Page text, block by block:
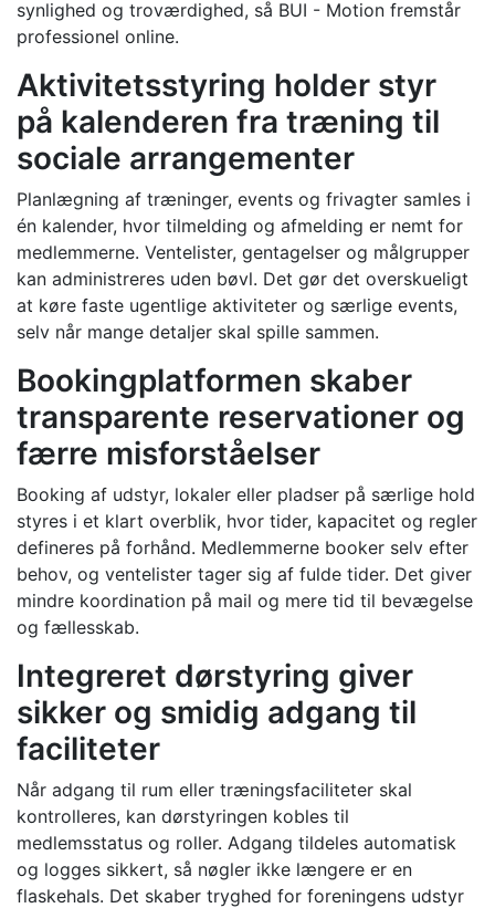
synlighed og troværdighed, så BUI - Motion fremstår
professionel online.
Aktivitetsstyring holder styr
på kalenderen fra træning til
sociale arrangementer
Planlægning af træninger, events og frivagter samles i
én kalender, hvor tilmelding og afmelding er nemt for
medlemmerne. Ventelister, gentagelser og målgrupper
kan administreres uden bøvl. Det gør det overskueligt
at køre faste ugentlige aktiviteter og særlige events,
selv når mange detaljer skal spille sammen.
Bookingplatformen skaber
transparente reservationer og
færre misforståelser
Booking af udstyr, lokaler eller pladser på særlige hold
styres i et klart overblik, hvor tider, kapacitet og regler
defineres på forhånd. Medlemmerne booker selv efter
behov, og ventelister tager sig af fulde tider. Det giver
mindre koordination på mail og mere tid til bevægelse
og fællesskab.
Integreret dørstyring giver
sikker og smidig adgang til
faciliteter
Når adgang til rum eller træningsfaciliteter skal
kontrolleres, kan dørstyringen kobles til
medlemsstatus og roller. Adgang tildeles automatisk
og logges sikkert, så nøgler ikke længere er en
flaskehals. Det skaber tryghed for foreningens udstyr